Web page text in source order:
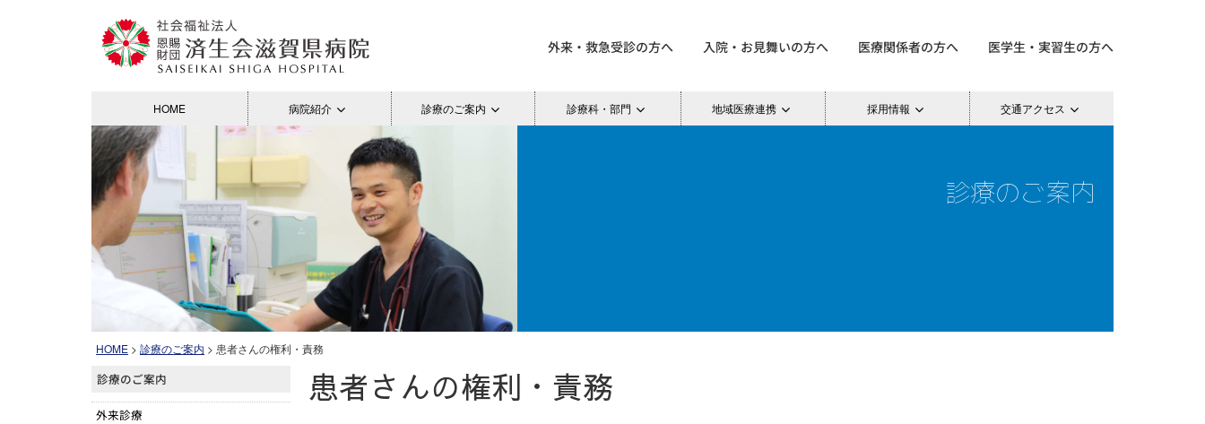
外来・救急受診の方へ 入院・お見舞いの方へ 医療関係者の方へ 医学生・実習生の方へ
HOME 病院紹介 診療のご案内 診療科・部門 地域医療連携 採用情報 交通アクセス
診療のご案内
HOME > 診療のご案内 > 患者さんの権利・責務
患者さんの権利・責務
診療のご案内
外来診療